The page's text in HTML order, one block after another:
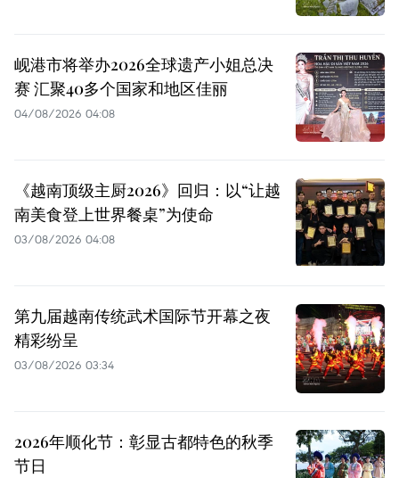
岘港市将举办2026全球遗产小姐总决
赛 汇聚40多个国家和地区佳丽
04/08/2026 04:08
《越南顶级主厨2026》回归：以“让越
南美食登上世界餐桌”为使命
03/08/2026 04:08
第九届越南传统武术国际节开幕之夜
精彩纷呈
03/08/2026 03:34
2026年顺化节：彰显古都特色的秋季
节日